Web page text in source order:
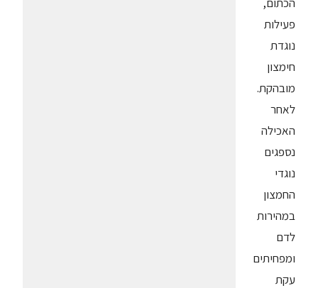
פעילות
נוגדת
חימצון
מובהקת.
לאחר
האכילה
נספגים
נוגדי
החמצון
במהירות
לדם
ומפחיתים
עקת